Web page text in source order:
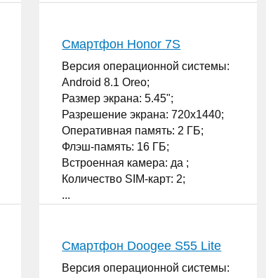
Смартфон Honor 7S
Версия операционной системы:
Android 8.1 Oreo;
Размер экрана: 5.45";
Разрешение экрана: 720x1440;
Оперативная память: 2 ГБ;
Флэш-память: 16 ГБ;
Встроенная камера: да ;
Количество SIM-карт: 2;
...
Смартфон Doogee S55 Lite
Версия операционной системы: